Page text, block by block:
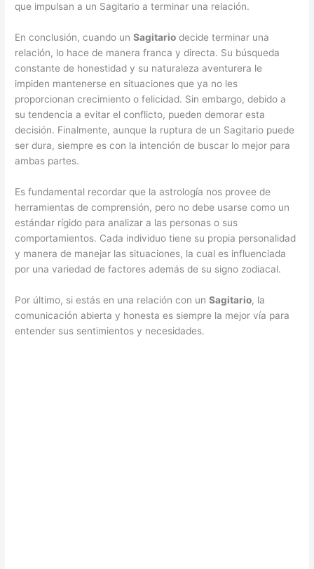
que impulsan a un Sagitario a terminar una relación.
En conclusión, cuando unSagitario decide terminar una
relación, lo hace de manera franca y directa. Su búsqueda
constante de honestidad y su naturaleza aventurera le
impiden mantenerse en situaciones que ya no les
proporcionan crecimiento o felicidad. Sin embargo, debido a
su tendencia a evitar el conflicto, pueden demorar esta
decisión. Finalmente, aunque la ruptura de un Sagitario puede
ser dura, siempre es con la intención de buscar lo mejor para
ambas partes.
Es fundamental recordar que la astrología nos provee de
herramientas de comprensión, pero no debe usarse como un
estándar rígido para analizar a las personas o sus
comportamientos. Cada individuo tiene su propia personalidad
y manera de manejar las situaciones, la cual es influenciada
por una variedad de factores además de su signo zodiacal.
Por último, si estás en una relación con unSagitario, la
comunicación abierta y honesta es siempre la mejor vía para
entender sus sentimientos y necesidades.